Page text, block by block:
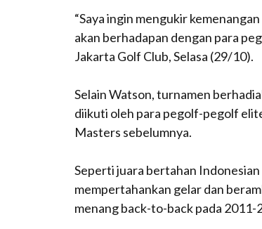
“Saya ingin mengukir
akan berhadapan dengan para
Jakarta Golf Club, Selasa (29/10).
Selain Watson, turnamen
diikuti oleh para pegolf-pegolf
Masters sebelumnya.
Seperti juara bertahan
mempertahankan gelar dan
menangback-to-backpada 2011-